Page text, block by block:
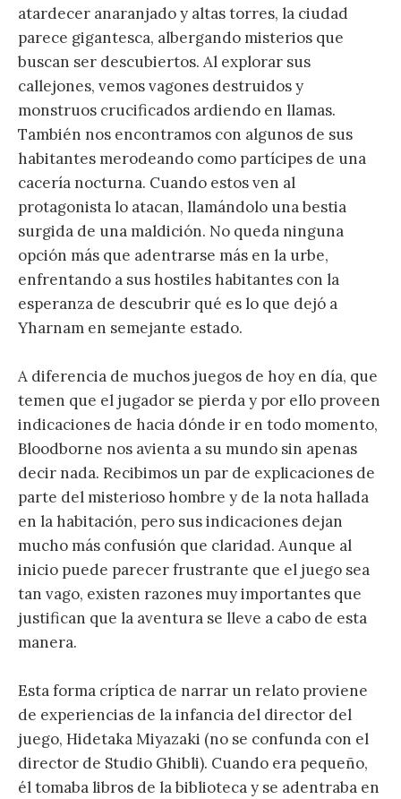
atardecer anaranjado y altas torres, la ciudad
parece gigantesca, albergando misterios que
buscan ser descubiertos. Al explorar sus
callejones, vemos vagones destruidos y
monstruos crucificados ardiendo en llamas.
También nos encontramos con algunos de sus
habitantes merodeando como partícipes de una
cacería nocturna. Cuando estos ven al
protagonista lo atacan, llamándolo una bestia
surgida de una maldición. No queda ninguna
opción más que adentrarse más en la urbe,
enfrentando a sus hostiles habitantes con la
esperanza de descubrir qué es lo que dejó a
Yharnam en semejante estado.
A diferencia de muchos juegos de hoy en día, que
temen que el jugador se pierda y por ello proveen
indicaciones de hacia dónde ir en todo momento,
Bloodborne nos avienta a su mundo sin apenas
decir nada. Recibimos un par de explicaciones de
parte del misterioso hombre y de la nota hallada
en la habitación, pero sus indicaciones dejan
mucho más confusión que claridad. Aunque al
inicio puede parecer frustrante que el juego sea
tan vago, existen razones muy importantes que
justifican que la aventura se lleve a cabo de esta
manera.
Esta forma críptica de narrar un relato proviene
de experiencias de la infancia del director del
juego, Hidetaka Miyazaki (no se confunda con el
director de Studio Ghibli). Cuando era pequeño,
él tomaba libros de la biblioteca y se adentraba en